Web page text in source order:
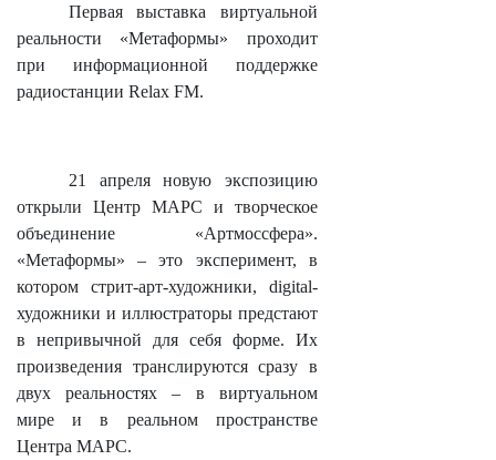
Первая выставка виртуальной
реальности «Метаформы» проходит
при информационной поддержке
радиостанции Relax FM.
21 апреля новую экспозицию
открыли Центр МАРС и творческое
объединение «Артмоссфера».
«Метаформы» – это эксперимент, в
котором стрит-арт-художники, digital-
художники и иллюстраторы предстают
в непривычной для себя форме. Их
произведения транслируются сразу в
двух реальностях – в виртуальном
мире и в реальном пространстве
Центра МАРС.